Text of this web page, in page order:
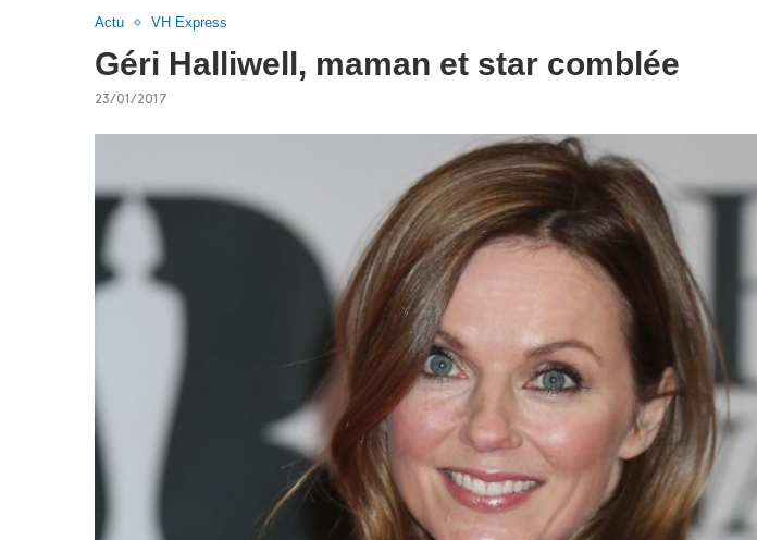
Actu VH Express
Géri Halliwell, maman et star comblée
23/01/2017